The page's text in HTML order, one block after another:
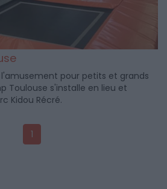
pour petits et grands
Toulouse s'installe en lieu et
Kidou Récré.
1